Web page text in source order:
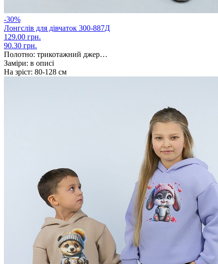
-30%
Лонгслів для дівчаток 300-887Д
129.00 грн.
90.30 грн.
Полотно: трикотажний джер…
Заміри: в описі
На зріст: 80-128 см